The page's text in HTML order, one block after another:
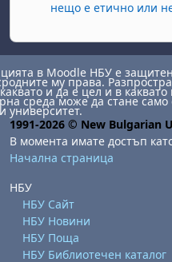
нещо е етично или
в Moodle НБУ е
му права.
и да е цел и в
среда може да стане само
университет.
1991-2026 © New Bulgarian
В момента имате достъп
Начална страница
НБУ
НБУ Сайт
НБУ Новини
НБУ Поща
НБУ Библиотечен каталог